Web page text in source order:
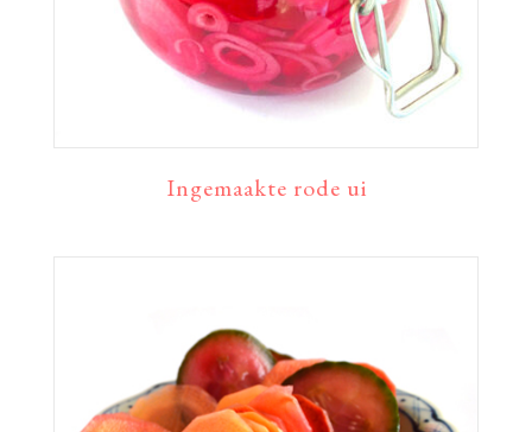
Ingemaakte rode ui